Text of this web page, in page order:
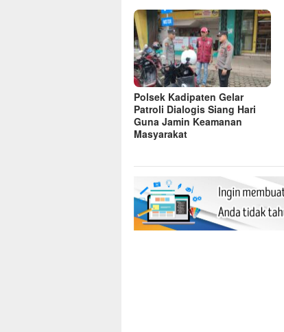
Polsek Kadipaten Gelar
Patroli Dialogis Siang Hari
Guna Jamin Keamanan
Masyarakat